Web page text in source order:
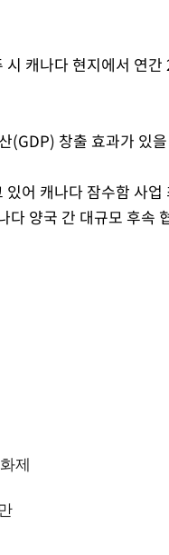
캐나다 현지에서 연
(GDP) 창출 효과가 있
어 캐나다 잠수함 사업
양국 간 대규모 후속